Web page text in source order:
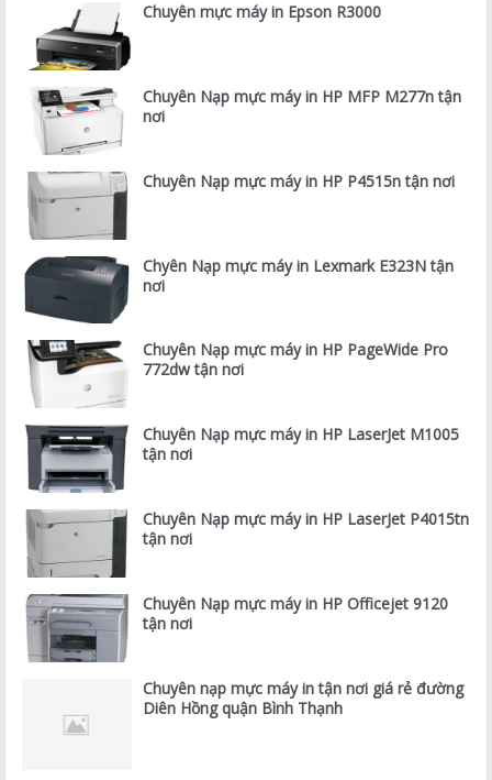
Chuyên mực máy in Epson R3000
Chuyên Nạp mực máy in HP MFP M277n tận
nơi
Chuyên Nạp mực máy in HP P4515n tận nơi
Chyên Nạp mực máy in Lexmark E323N tận
nơi
Chuyên Nạp mực máy in HP PageWide Pro
772dw tận nơi
Chuyên Nạp mực máy in HP LaserJet M1005
tận nơi
Chuyên Nạp mực máy in HP LaserJet P4015tn
tận nơi
Chuyên Nạp mực máy in HP Officejet 9120
tận nơi
Chuyên nạp mực máy in tận nơi giá rẻ đường
Diên Hồng quận Bình Thạnh